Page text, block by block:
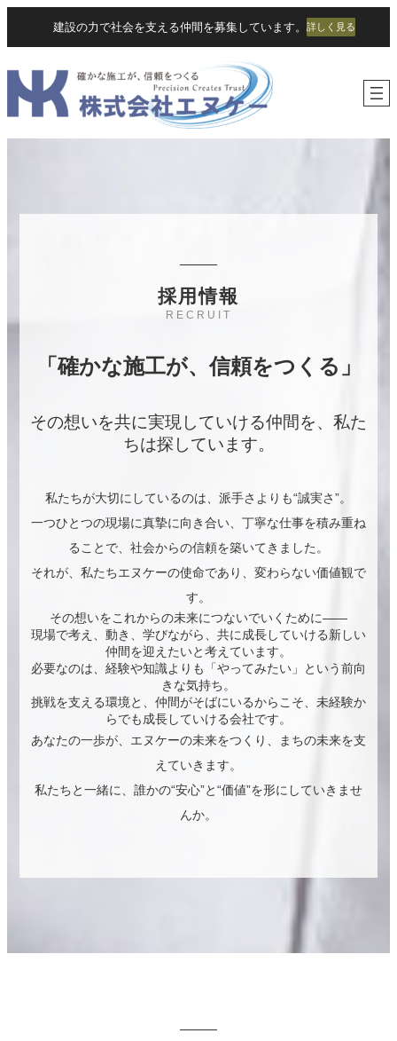
を
プ
建設の力で社会を支える仲間を募集しています。 詳しく見る
採用情報
RECRUIT
「確かな施工が、信頼をつくる」
その想いを共に実現していける仲間を、私た
ちは探しています。
私たちが大切にしているのは、派手さよりも“誠実さ”。
一つひとつの現場に真摯に向き合い、丁寧な仕事を積み重ね
ることで、社会からの信頼を築いてきました。
それが、私たちエヌケーの使命であり、変わらない価値観で
す。
その想いをこれからの未来につないでいくために――
現場で考え、動き、学びながら、共に成長していける新しい
仲間を迎えたいと考えています。
必要なのは、経験や知識よりも「やってみたい」という前向
きな気持ち。
挑戦を支える環境と、仲間がそばにいるからこそ、未経験か
らでも成長していける会社です。
あなたの一歩が、エヌケーの未来をつくり、まちの未来を支
えていきます。
私たちと一緒に、誰かの“安心”と“価値”を形にしていきませ
んか。